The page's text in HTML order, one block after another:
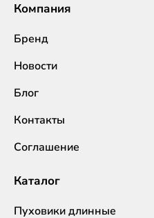
Компания
Бренд
Новости
Блог
Контакты
Соглашение
Каталог
Пуховики длинные